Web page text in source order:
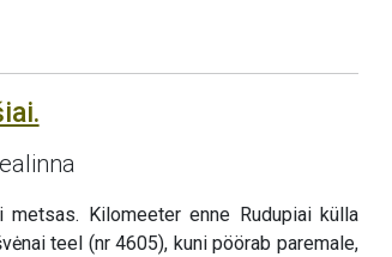
Kilomeeter enne Rudupiai külla
teel (nr 4605), kuni pöörab paremale,